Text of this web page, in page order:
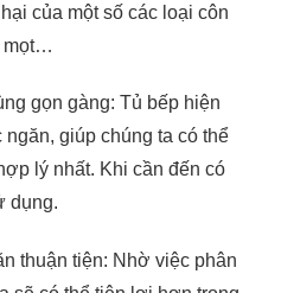
của một số các loại côn
mọt…
gọn gàng: Tủ bếp hiện
giúp chúng ta có thể
lý nhất. Khi cần đến có
dụng.
thuận tiện: Nhờ việc phân